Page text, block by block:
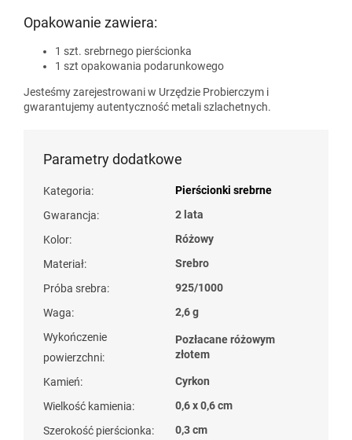
Opakowanie zawiera:
1 szt. srebrnego pierścionka
1 szt opakowania podarunkowego
Jesteśmy zarejestrowani w Urzędzie Probierczym i
gwarantujemy autentyczność metali szlachetnych.
Parametry dodatkowe
Kategoria:
Pierścionki srebrne
Gwarancja:
2 lata
Kolor:
Różowy
Materiał:
Srebro
Próba srebra:
925/1000
Waga:
2,6 g
Wykończenie
powierzchni:
Pozłacane różowym
złotem
Kamień:
Cyrkon
Wielkość kamienia:
0,6 x 0,6 cm
Szerokość pierścionka: 0,3 cm